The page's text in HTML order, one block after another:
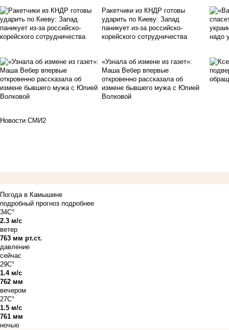
Ракетчики из КНДР готовы
ударить по Киеву: Запад
паникует из-за российско-
корейского сотрудничества
«Узнала об измене из газет»:
Маша Вебер впервые
откровенно рассказала об
измене бывшего мужа с Юлией
Волковой
Новости СМИ2
Погода в Камышине
подробный прогноз подробнее
34C°
2.3 м/с
ветер
763 мм рт.ст.
давление
сейчас
29C°
1.4 м/с
762 мм
вечером
27C°
1.5 м/с
761 мм
ночью